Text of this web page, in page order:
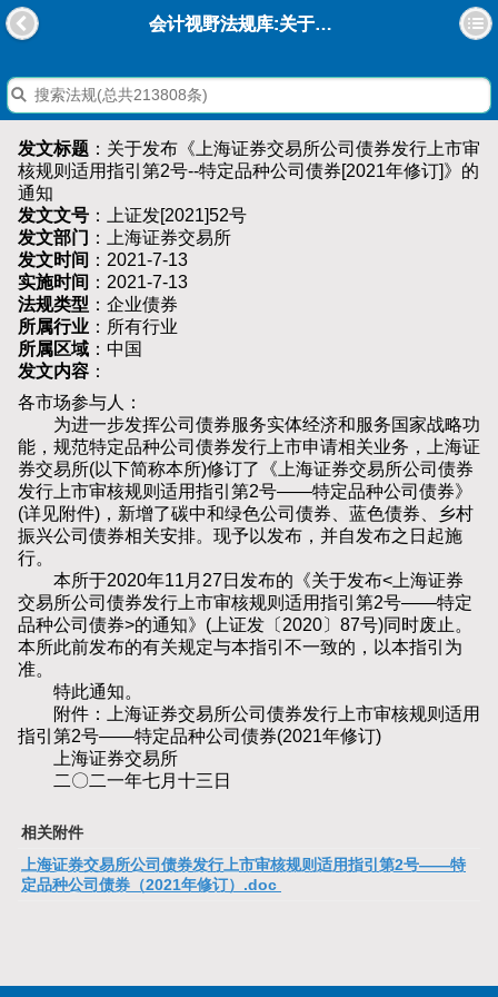
会计视野法规库:关于发布《上海证券交易所公司债券发行上市审核规则适用指引第2号--特定品种公司债券[2021年修订]》的通知
发文标题 ：关于发布《上海证券交易所公司债券发行上市审
核规则适用指引第2号--特定品种公司债券[2021年修订]》的
通知
发文文号 ：上证发[2021]52号
发文部门 ：上海证券交易所
发文时间 ：2021-7-13
实施时间 ：2021-7-13
法规类型 ：企业债券
所属行业 ：所有行业
所属区域 ：中国
发文内容 ：
各市场参与人：
为进一步发挥公司债券服务实体经济和服务国家战略功
能，规范特定品种公司债券发行上市申请相关业务，上海证
券交易所(以下简称本所)修订了《上海证券交易所公司债券
发行上市审核规则适用指引第2号——特定品种公司债券》
(详见附件)，新增了碳中和绿色公司债券、蓝色债券、乡村
振兴公司债券相关安排。现予以发布，并自发布之日起施
行。
本所于2020年11月27日发布的《关于发布<上海证券
交易所公司债券发行上市审核规则适用指引第2号——特定
品种公司债券>的通知》(上证发〔2020〕87号)同时废止。
本所此前发布的有关规定与本指引不一致的，以本指引为
准。
特此通知。
附件：上海证券交易所公司债券发行上市审核规则适用
指引第2号——特定品种公司债券(2021年修订)
上海证券交易所
二〇二一年七月十三日
相关附件
上海证券交易所公司债券发行上市审核规则适用指引第2号——特
定品种公司债券（2021年修订）.doc